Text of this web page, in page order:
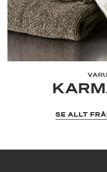
(MATTBÖNFRÖEXTRAKT) ·
EKOLOGISK ALOE VERA · EKOLOGISKT SHEASMÖR ·
EKOLOGISK JOJOBAOLJA ·
EKOLOGISKT
SE ALLT